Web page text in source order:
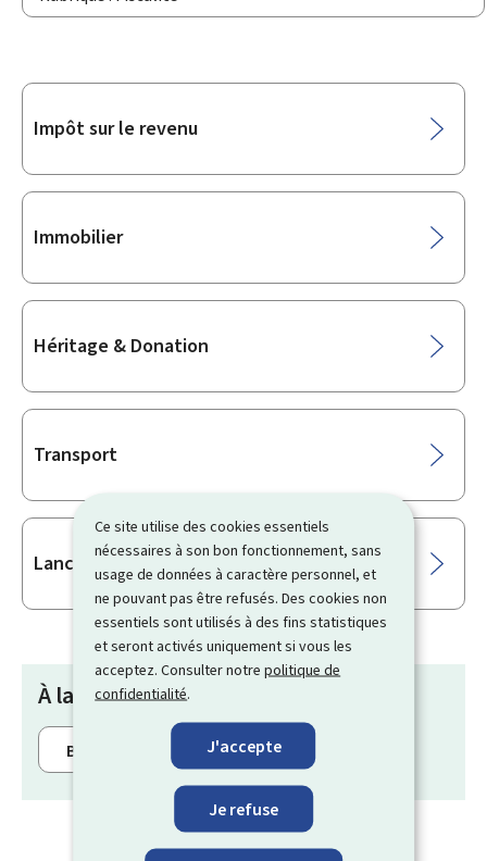
Ce site utilise des cookies essentiels
nécessaires à son bon fonctionnement, sans
usage de données à caractère personnel, et
ne pouvant pas être refusés. Des cookies non
essentiels sont utilisés à des fins statistiques
et seront activés uniquement si vous les
acceptez. Consulter notrepolitique de
confidentialité.
J'accepte
Je refuse
Sous-
Impôt sur le revenu
Immobilier
Héritage & Donation
Transport
Lanceur d’alerte
À la une
Bonification d’impôt pour enfant